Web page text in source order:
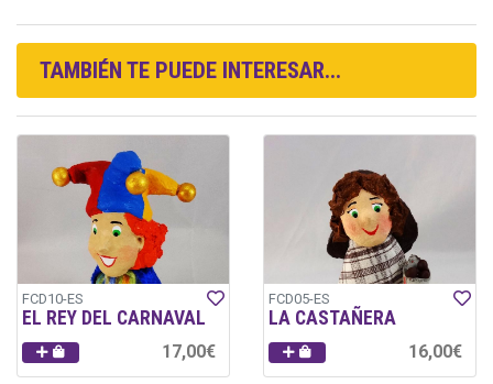
TAMBIÉN TE PUEDE INTERESAR...
FCD10-ES
EL REY DEL CARNAVAL
17,00€
FCD05-ES
LA CASTAÑERA
16,00€